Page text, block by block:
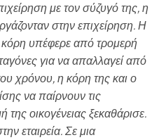
με τον σύζυγό της, η
στην επιχείρηση. Η
κόρη υπέφερε από τρομερή
για να απαλλαγεί από
χρόνου, η κόρη της και ο
να παίρνουν τις
οικογένειας ξεκαθάρισε.
εταιρεία. Σε μια